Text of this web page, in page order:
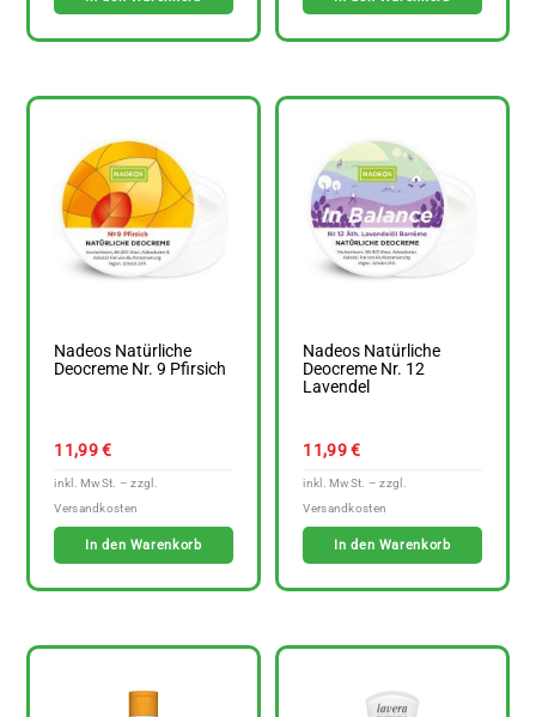
Nadeos Natürliche
Deocreme Nr. 9 Pfirsich
11,99€
In den Warenkorb
Nadeos Natürliche
Deocreme Nr. 12
Lavendel
11,99€
In den Warenkorb